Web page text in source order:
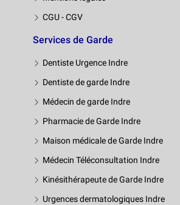
CGU - CGV
Services de Garde
Dentiste Urgence Indre
Dentiste de garde Indre
Médecin de garde Indre
Pharmacie de Garde Indre
Maison médicale de Garde Indre
Médecin Téléconsultation Indre
Kinésithérapeute de Garde Indre
Urgences dermatologiques Indre